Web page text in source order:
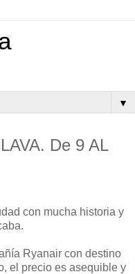
▼
De 9 AL
con mucha historia y
Ryanair con destino
el precio es asequible y